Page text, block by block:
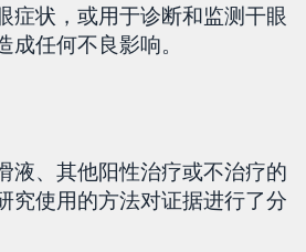
症状，或用于诊断和监测干眼
任何不良影响。
液、其他阳性治疗或不治疗的
究使用的方法对证据进行了分